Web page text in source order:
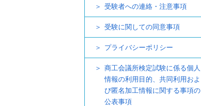
受験者への連絡・注意事項
受験に関しての同意事項
プライバシーポリシー
商工会議所検定試験に係る個人
情報の利用目的、共同利用およ
び匿名加工情報に関する事項の
公表事項